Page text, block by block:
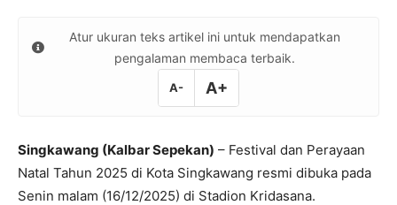
Atur ukuran teks artikel ini untuk mendapatkan
pengalaman membaca terbaik.
A- A+
Singkawang (Kalbar Sepekan) – Festival dan Perayaan
Natal Tahun 2025 di Kota Singkawang resmi dibuka pada
Senin malam (16/12/2025) di Stadion Kridasana.